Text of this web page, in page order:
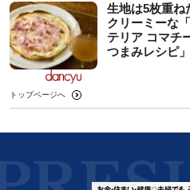
生地は5枚重ね
クリーミーな
テリア コマチ
つまみレシピ」
トップページへ